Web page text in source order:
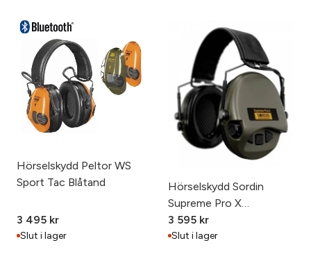
Hörselskydd Peltor WS
Sport Tac Blåtand
3 495 kr
Slut i lager
Hörselskydd Sordin
Supreme Pro X
grön/svart läder
3 595 kr
Slut i lager